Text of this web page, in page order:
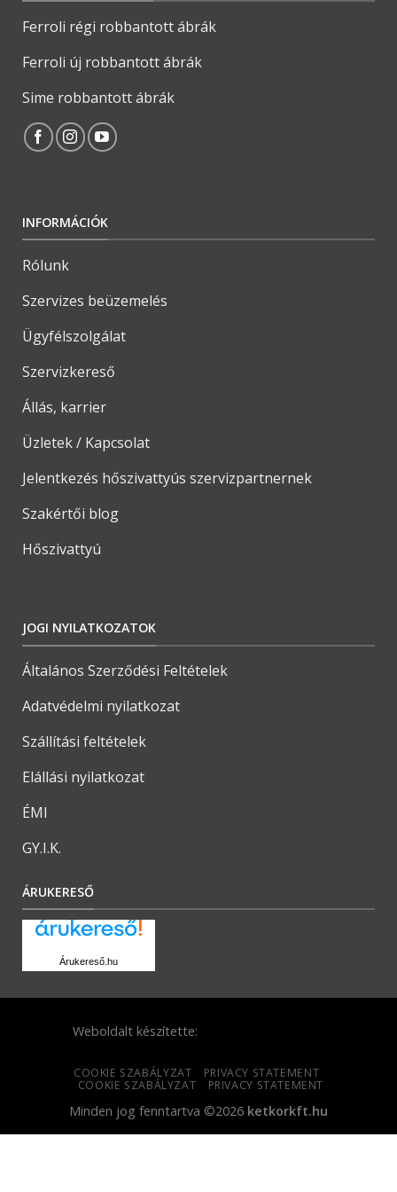
Ferroli régi robbantott ábrák
Ferroli új robbantott ábrák
Sime robbantott ábrák
INFORMÁCIÓK
Rólunk
Szervizes beüzemelés
Ügyfélszolgálat
Szervizkereső
Állás, karrier
Üzletek / Kapcsolat
Jelentkezés hőszivattyús szervizpartnernek
Szakértői blog
Hőszivattyú
JOGI NYILATKOZATOK
Általános Szerződési Feltételek
Adatvédelmi nyilatkozat
Szállítási feltételek
Elállási nyilatkozat
ÉMI
GY.I.K.
ÁRUKERESŐ
Árukereső.hu
Weboldalt készítette:
COOKIE SZABÁLYZAT
PRIVACY STATEMENT
COOKIE SZABÁLYZAT
PRIVACY STATEMENT
Minden jog fenntartva ©2026 ketkorkft.hu